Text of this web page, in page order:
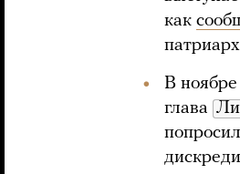
как
В
глава